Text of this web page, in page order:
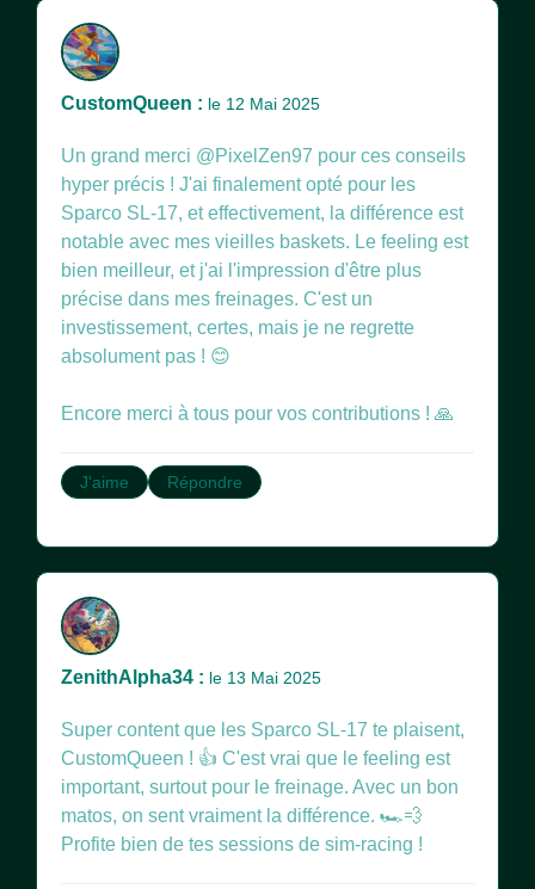
CustomQueen : le 12 Mai 2025
Un grand merci @PixelZen97 pour ces conseils
hyper précis ! J'ai finalement opté pour les
Sparco SL-17, et effectivement, la différence est
notable avec mes vieilles baskets. Le feeling est
bien meilleur, et j'ai l'impression d'être plus
précise dans mes freinages. C'est un
investissement, certes, mais je ne regrette
absolument pas ! 😊
Encore merci à tous pour vos contributions ! 🙏
J'aime Répondre
ZenithAlpha34 : le 13 Mai 2025
Super content que les Sparco SL-17 te plaisent,
CustomQueen ! 👍 C'est vrai que le feeling est
important, surtout pour le freinage. Avec un bon
matos, on sent vraiment la différence. 🏎️💨
Profite bien de tes sessions de sim-racing !